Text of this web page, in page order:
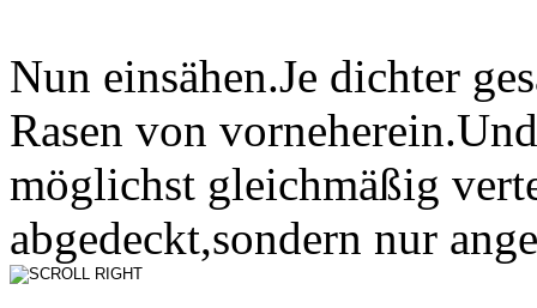
Nun einsähen.Je dichter
Rasen von
möglichst gleichmäßig
abgedeckt,sondern nur